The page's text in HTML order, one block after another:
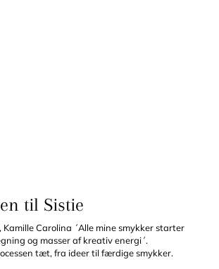
til Sistie
Kamille Carolina ´Alle mine smykker starter
og masser af kreativ energi´.
tæt, fra ideer til færdige smykker.